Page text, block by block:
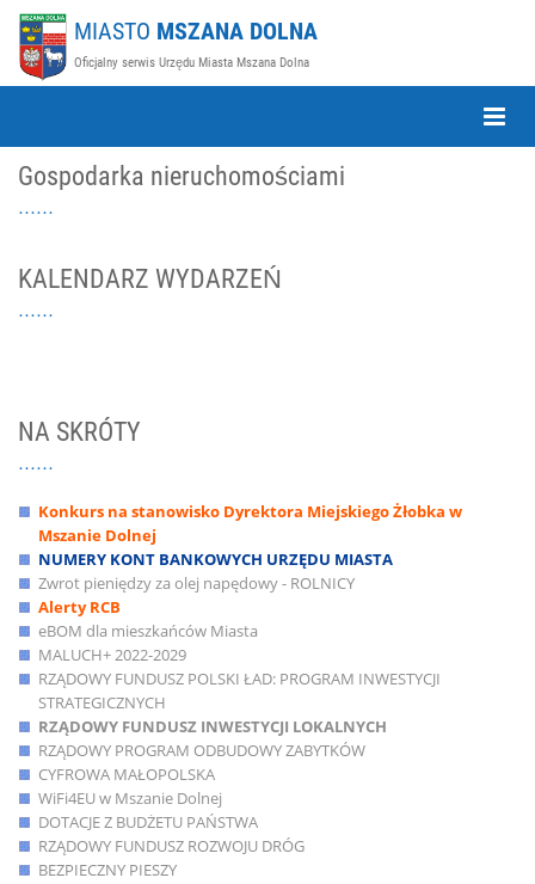
MIASTO MSZANA DOLNA
Oficjalny serwis Urzędu Miasta Mszana Dolna
Toggle
Gospodarka nieruchomościami
KALENDARZ WYDARZEŃ
NA SKRÓTY
Konkurs na stanowisko Dyrektora Miejskiego Żłobka w
Mszanie Dolnej
NUMERY KONT BANKOWYCH URZĘDU MIASTA
Zwrot pieniędzy za olej napędowy - ROLNICY
Alerty RCB
eBOM dla mieszkańców Miasta
MALUCH+ 2022-2029
RZĄDOWY FUNDUSZ POLSKI ŁAD: PROGRAM INWESTYCJI
STRATEGICZNYCH
RZĄDOWY FUNDUSZ INWESTYCJI LOKALNYCH
RZĄDOWY PROGRAM ODBUDOWY ZABYTKÓW
CYFROWA MAŁOPOLSKA
WiFi4EU w Mszanie Dolnej
DOTACJE Z BUDŻETU PAŃSTWA
RZĄDOWY FUNDUSZ ROZWOJU DRÓG
BEZPIECZNY PIESZY